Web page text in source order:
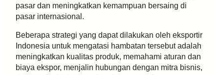
pasar dan meningkatkan kemampuan bersaing di
pasar internasional.
Beberapa strategi yang dapat dilakukan oleh eksportir
Indonesia untuk mengatasi hambatan tersebut adalah
meningkatkan kualitas produk, memahami aturan dan
biaya ekspor, menjalin hubungan dengan mitra bisnis,